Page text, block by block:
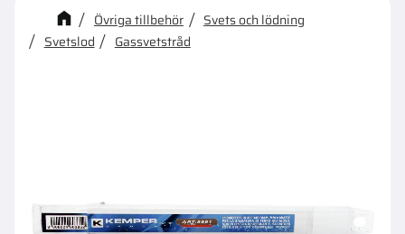
Kanske någon av dessa
produkter kan intressera dig?
Övriga tillbehör
Svets och lödning
Svetslod
Gassvetstråd